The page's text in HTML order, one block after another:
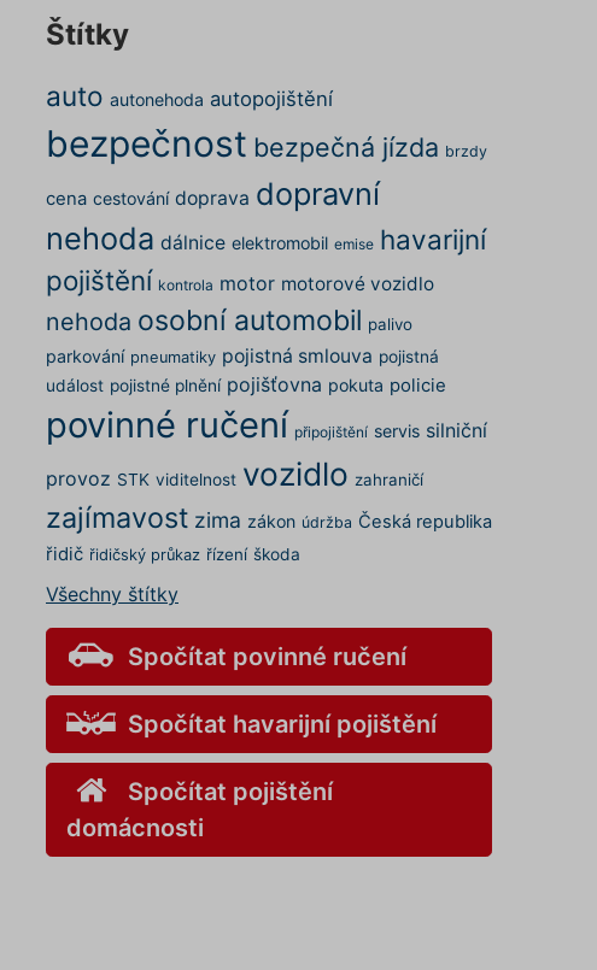
Štítky
auto autonehoda autopojištění
bezpečnost bezpečná jízda brzdy
cena cestování doprava dopravní
nehoda dálnice elektromobil emise havarijní
pojištění kontrola motor motorové vozidlo
nehoda osobní automobil palivo
parkování pneumatiky pojistná smlouva pojistná
událost pojistné plnění pojišťovna pokuta policie
povinné ručení připojištění servis silniční
provoz STK viditelnost vozidlo zahraničí
zajímavost zima zákon údržba Česká republika
řidič řidičský průkaz řízení škoda
Všechny štítky
Spočítat povinné ručení
Spočítat havarijní pojištění
Spočítat pojištění
domácnosti